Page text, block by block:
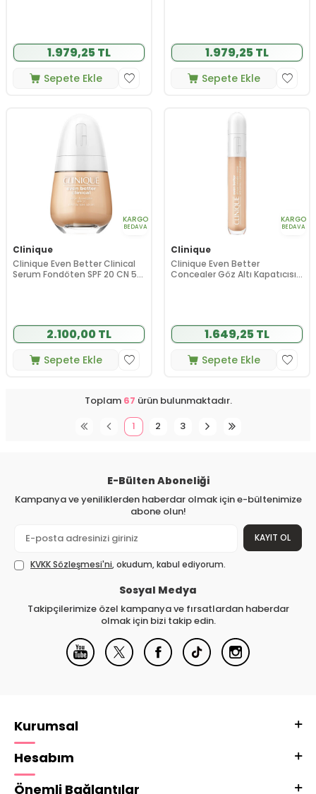
1.979,25 TL
Sepete Ekle
1.979,25 TL
Sepete Ekle
KARGO
BEDAVA
Clinique
Clinique Even Better Clinical
Serum Fondöten SPF 20 CN 52
2.100,00 TL
Sepete Ekle
KARGO
BEDAVA
Clinique
Clinique Even Better
Concealer Göz Altı Kapatıcısı
1.649,25 TL
Sepete Ekle
Toplam 67 ürün bulunmaktadır.
1
2 3
E-Bülten Aboneliği
Kampanya ve yeniliklerden haberdar olmak için e-bültenimize
abone olun!
KAYIT OL
KVKK Sözleşmesi'ni, okudum, kabul ediyorum.
Sosyal Medya
Takipçilerimize özel kampanya ve fırsatlardan haberdar
olmak için bizi takip edin.
Kurumsal
Hesabım
Önemli Bağlantılar